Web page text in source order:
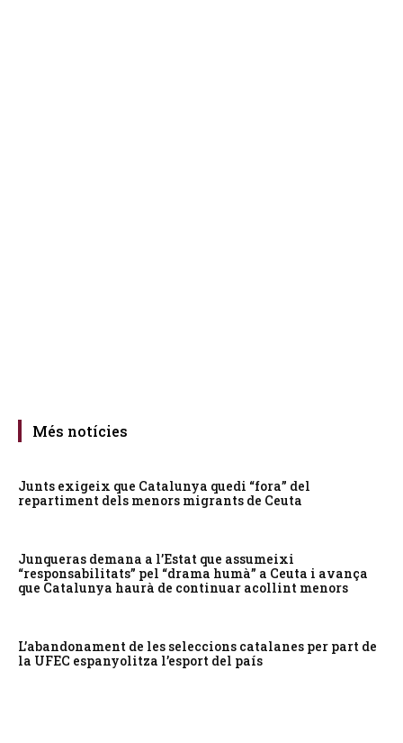
Més notícies
Junts exigeix que Catalunya quedi “fora” del
repartiment dels menors migrants de Ceuta
Junqueras demana a l’Estat que assumeixi
“responsabilitats” pel “drama humà” a Ceuta i avança
que Catalunya haurà de continuar acollint menors
L’abandonament de les seleccions catalanes per part de
la UFEC espanyolitza l’esport del país